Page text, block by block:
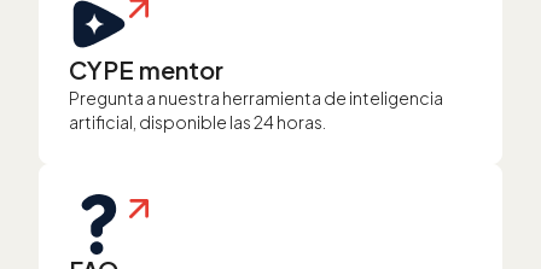
CYPE mentor
Pregunta a nuestra herramienta de inteligencia
artificial, disponible las 24 horas.